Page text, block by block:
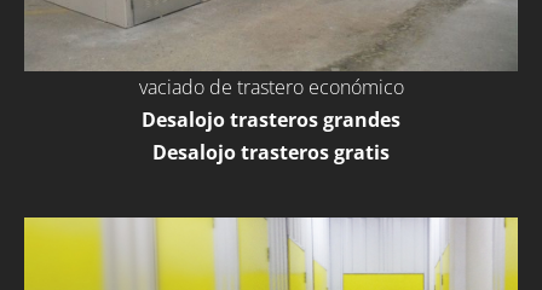
vaciado de trastero económico
Desalojo trasteros grandes
Desalojo trasteros gratis